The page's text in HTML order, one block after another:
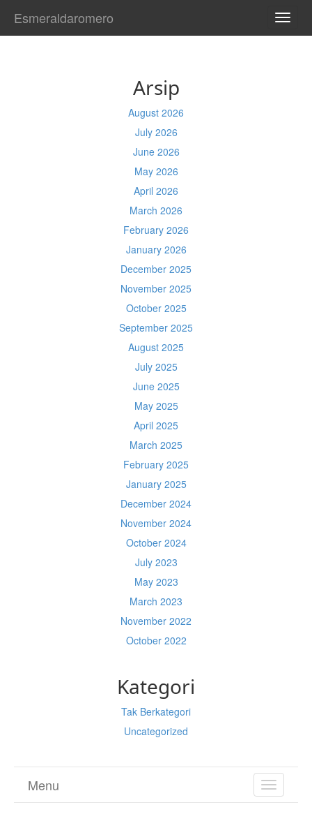
Esmeraldaromero
Arsip
August 2026
July 2026
June 2026
May 2026
April 2026
March 2026
February 2026
January 2026
December 2025
November 2025
October 2025
September 2025
August 2025
July 2025
June 2025
May 2025
April 2025
March 2025
February 2025
January 2025
December 2024
November 2024
October 2024
July 2023
May 2023
March 2023
November 2022
October 2022
Kategori
Tak Berkategori
Uncategorized
TOGGLE
Menu